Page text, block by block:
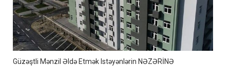
Güzəştli Mənzil Əldə Etmək Istəyənlərin NƏZƏRİNƏ